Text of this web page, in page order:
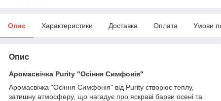
Опис Характеристики Доставка Оплата Умови
Опис
Аромасвічка Purity "Осіння Симфонія"
Аромасвічка "Осіння Симфонія" від Purity створює теплу,
затишну атмосферу, що нагадує про яскраві барви осені та